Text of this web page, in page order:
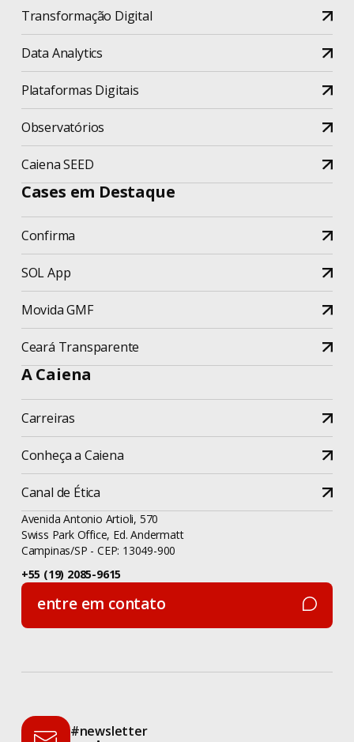
Transformação Digital
Data Analytics
Plataformas Digitais
Observatórios
Caiena SEED
Cases em Destaque
Confirma
SOL App
Movida GMF
Ceará Transparente
A Caiena
Carreiras
Conheça a Caiena
Canal de Ética
Avenida Antonio Artioli, 570
Swiss Park Office, Ed. Andermatt
Campinas/SP - CEP: 13049-900
+55 (19) 2085-9615
entre em contato
entre em contato
#newsletter